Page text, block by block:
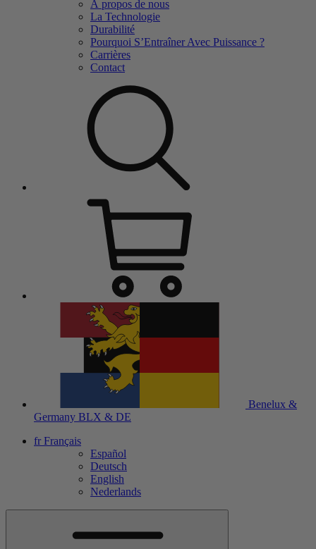
À propos de nous
La Technologie
Durabilité
Pourquoi S’Entraîner Avec Puissance ?
Carrières
Contact
Benelux &
Germany BLX & DE
fr Français
Español
Deutsch
English
Nederlands